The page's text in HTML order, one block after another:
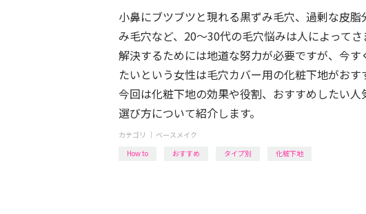
小鼻にブツブツと現れる黒ずみ毛穴、過剰な皮
み毛穴など、20～30代の毛穴悩みは人によって
解決するためには地道な努力が必要ですが、今
たいという女性は毛穴カバー用の化粧下地がおす
今回は化粧下地の効果や役割、おすすめしたい
選び方について紹介します。
カテゴリ ｜ ベースメイク
How to
おすすめ タイプ別 化粧下地